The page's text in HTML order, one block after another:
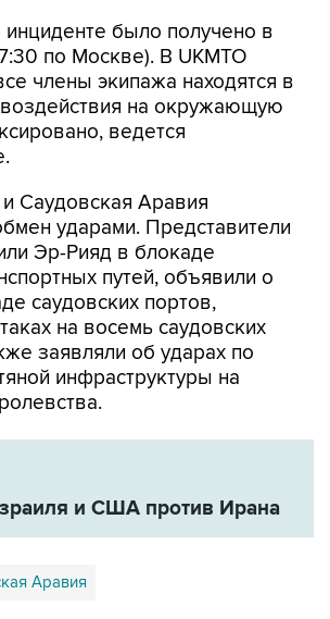
было получено в
по Москве). В UKMTO
члены экипажа находятся в
воздействия на окружающую
ведется
Саудовская Аравия
ударами. Представители
Эр-Рияд в блокаде
путей, объявили о
саудовских портов,
на восемь саудовских
заявляли об ударах по
инфраструктуры на
и США против Ирана
Аравия